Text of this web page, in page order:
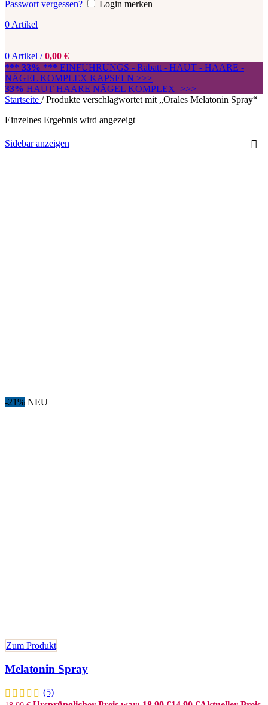
Passwort vergessen?
Login merken
0 Artikel
0 Artikel / 0,00 €
*** 33% *** EINFÜHRUNGS - Rabatt - HAUT - HAARE -
NÄGEL KOMPLEX KAPSELN >>>
33% HAUT HAARE NÄGEL KOMPLEX >>>
Startseite / Produkte verschlagwortet mit „Orales Melatonin Spray“
Einzelnes Ergebnis wird angezeigt
Sidebar anzeigen
-21% NEU
Zum Produkt
Melatonin Spray
(5)